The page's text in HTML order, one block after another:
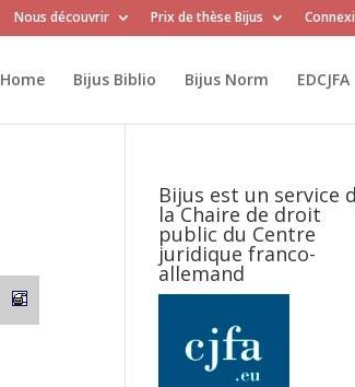
Nous découvrir Prix de thèse Bijus
Home Bijus Biblio Bijus Norm EDCJFA
Bijus est un service
la Chaire de droit
public du Centre
juridique franco-
allemand